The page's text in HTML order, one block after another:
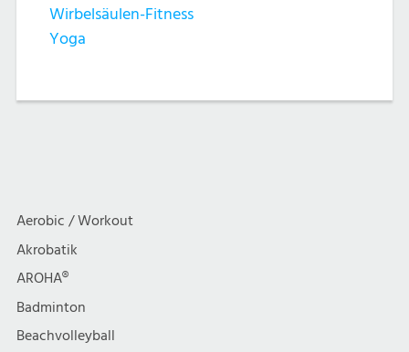
Wirbelsäulen-Fitness
Yoga
Aerobic / Workout
Akrobatik
AROHA®
Badminton
Beachvolleyball